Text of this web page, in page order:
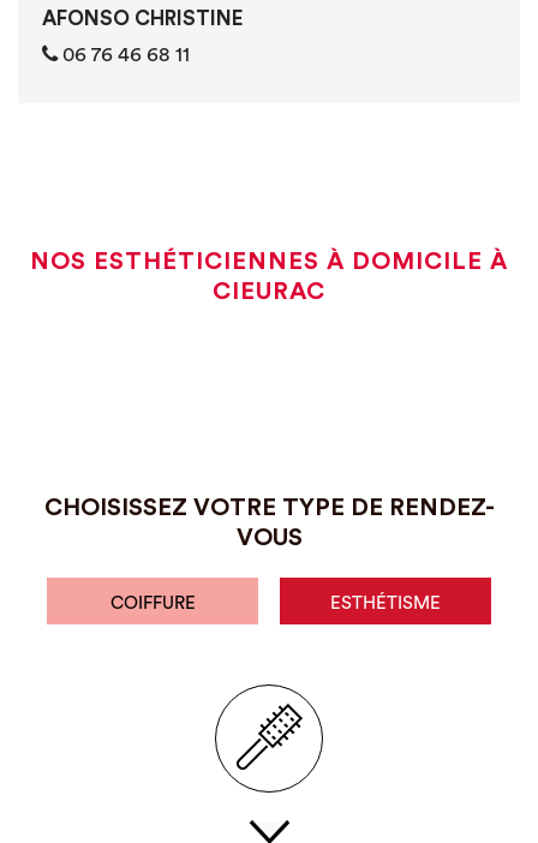
AFONSO CHRISTINE
06 76 46 68 11
NOS ESTHÉTICIENNES À DOMICILE À
CIEURAC
CHOISISSEZ VOTRE TYPE DE RENDEZ-
VOUS
COIFFURE ESTHÉTISME